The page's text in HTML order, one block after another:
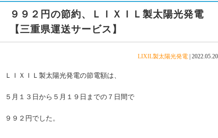
９９２円の節約、ＬＩＸＩＬ製太陽光発電
【三重県運送サービス】
LIXIL製太陽光発電 2022.05.20
ＬＩＸＩＬ製太陽光発電の節電額は、
５月１３日から５月１９日までの７日間で
９９２円でした。